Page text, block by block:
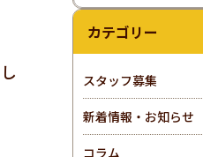
カテゴリー
スタッフ募集
新着情報・お知らせ
コラム